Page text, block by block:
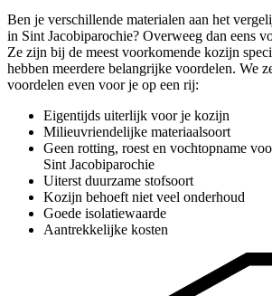
Ben je verschillende materialen aan het
in Sint Jacobiparochie? Overweeg dan eens
Ze zijn bij de meest voorkomende kozijn
hebben meerdere belangrijke voordelen. We
voordelen even voor je op een rij:
Eigentijds uiterlijk voor je kozijn
Milieuvriendelijke materiaalsoort
Geen rotting, roest en vochtopname
Sint Jacobiparochie
Uiterst duurzame stofsoort
Kozijn behoeft niet veel onderhoud
Goede isolatiewaarde
Aantrekkelijke kosten